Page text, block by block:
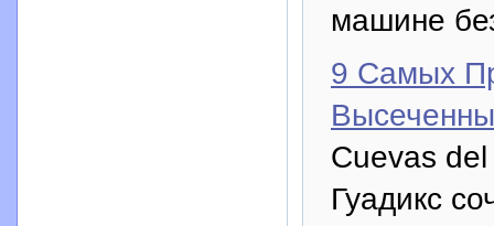
машине
9 Самых
Сuevas del
Гуадикс